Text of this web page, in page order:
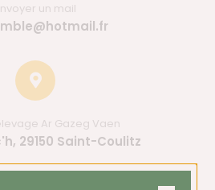
un mail
Ar Gazeg Vaen
29150 Saint-Coulitz